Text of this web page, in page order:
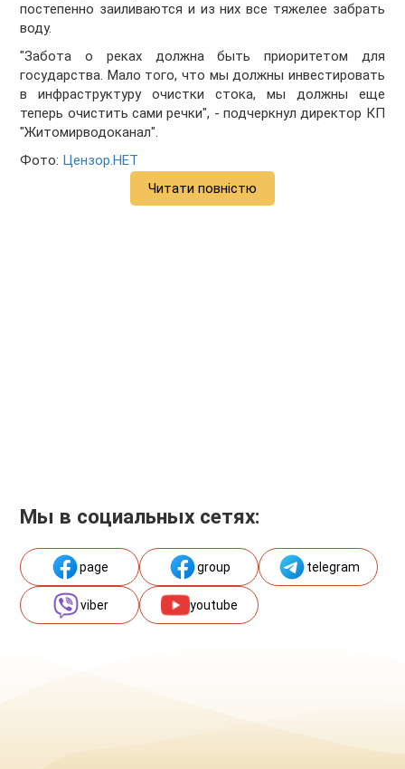
постепенно заиливаются и из них все тяжелее забрать
воду.
"Забота о реках должна быть приоритетом для
государства. Мало того, что мы должны инвестировать
в инфраструктуру очистки стока, мы должны еще
теперь очистить сами речки", - подчеркнул директор КП
"Житомирводоканал".
Фото: Цензор.НЕТ
Читати повністю
Мы в социальных сетях:
page group telegram
viber youtube